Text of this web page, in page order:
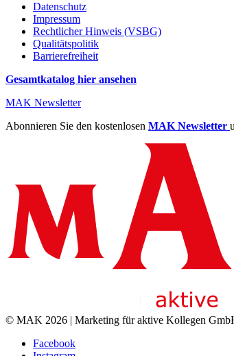
Datenschutz
Impressum
Rechtlicher Hinweis (VSBG)
Qualitätspolitik
Barrierefreiheit
Gesamtkatalog hier ansehen
MAK Newsletter
Abonnieren Sie den kostenlosen MAK Newsletter
© MAK 2026 | Marketing für aktive Kollegen
Facebook